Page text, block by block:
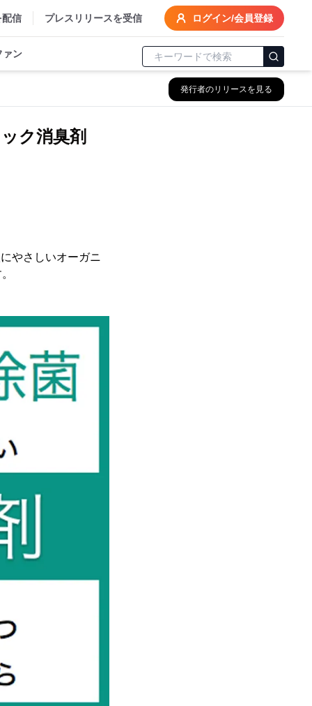
配信 プレスリリースを受信 ログイン/会員登録
ァン
発行者のリリースを見る
ク消臭剤
やさしいオーガニ